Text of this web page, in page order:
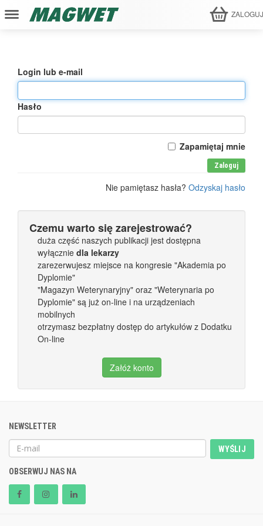
Login lub e-mail
Hasło
Zapamiętaj mnie
Zaloguj
Nie pamiętasz hasła? Odzyskaj hasło
Czemu warto się zarejestrować?
duża część naszych publikacji jest dostępna
wyłącznie dla lekarzy
zarezerwujesz miejsce na kongresie "Akademia po
Dyplomie"
"Magazyn Weterynaryjny" oraz "Weterynaria po
Dyplomie" są już on-line i na urządzeniach
mobilnych
otrzymasz bezpłatny dostęp do artykułów z Dodatku
On-line
Załóż konto
NEWSLETTER
WYŚLIJ
OBSERWUJ NAS NA